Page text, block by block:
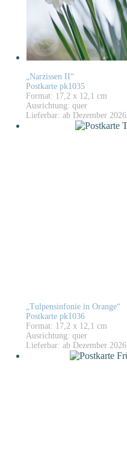
„Narzissen II“
Postkarte pk1035
Format: 17,2 x 12,1 cm
Ausrichtung: quer
Lieferbar: ab Dezember 2026
„Tulpensinfonie in Orange“
Postkarte pk1036
Format: 17,2 x 12,1 cm
Ausrichtung: quer
Lieferbar: ab Dezember 2026